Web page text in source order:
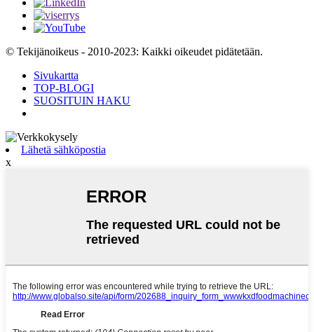
© Tekijänoikeus - 2010-2023: Kaikki oikeudet pidätetään.
Sivukartta
TOP-BLOGI
SUOSITUIN HAKU
Lähetä sähköpostia
x